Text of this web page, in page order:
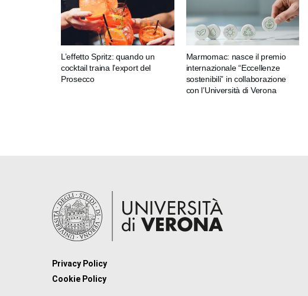
L’effetto Spritz: quando un
cocktail traina l’export del
Prosecco
Marmomac: nasce il premio
internazionale “Eccellenze
sostenibili” in collaborazione
con l’Università di Verona
Privacy Policy
Cookie Policy